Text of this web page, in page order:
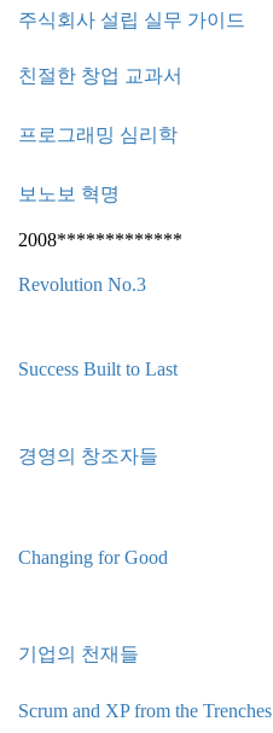
주식회사 설립 실무 가이드
친절한 창업 교과서
프로그래밍 심리학
보노보 혁명
2008*************
Revolution No.3
Success Built to Last
경영의 창조자들
Changing for Good
기업의 천재들
Scrum and XP from the Trenches